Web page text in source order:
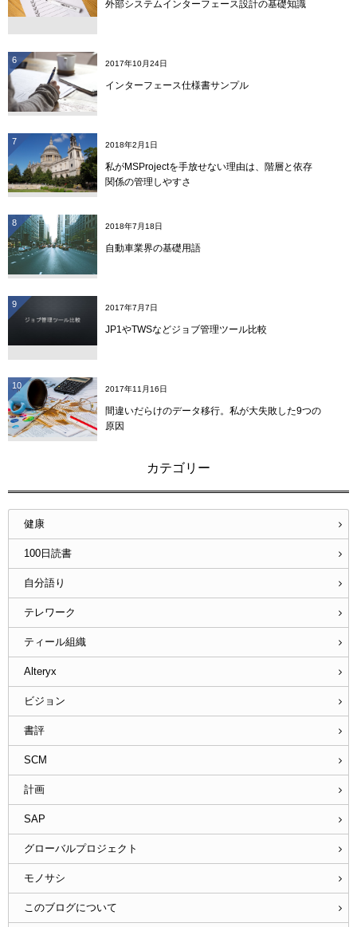
外部システムインターフェース設計の基礎知識
6 2017年10月24日
インターフェース仕様書サンプル
7 2018年2月1日
私がMSProjectを手放せない理由は、階層と依存
関係の管理しやすさ
8 2018年7月18日
自動車業界の基礎用語
9 2017年7月7日
JP1やTWSなどジョブ管理ツール比較
10 2017年11月16日
間違いだらけのデータ移行。私が大失敗した9つの
原因
カテゴリー
健康
100日読書
自分語り
テレワーク
ティール組織
Alteryx
ビジョン
書評
SCM
計画
SAP
グローバルプロジェクト
モノサシ
このブログについて